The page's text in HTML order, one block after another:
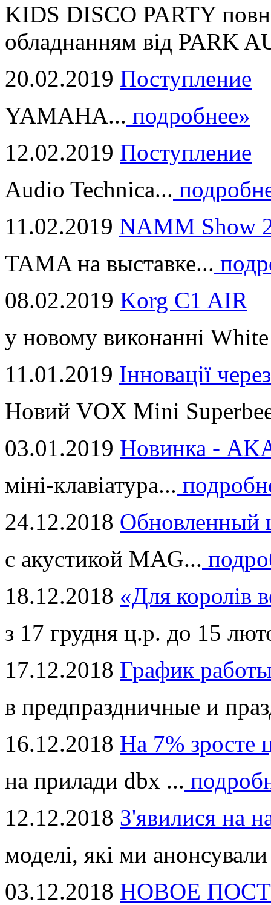
KIDS DISCO PARTY
обладнанням від PARK
20.02.2019 Поступление
YAMAHA... подробнее»
12.02.2019 Поступление
Audio Technica...
11.02.2019 NAMM Show
TAMA на выставке...
08.02.2019 Korg C1 AIR
у новому виконанні
11.01.2019 Інновації
Новий VOX Mini
03.01.2019 Новинка -
міні-клавіатура...
24.12.2018 Обновленный
с акустикой MAG...
18.12.2018 «Для королів
з 17 грудня ц.р. до 15
17.12.2018 График
в предпраздничные и
16.12.2018 На 7% зросте
на прилади dbx ...
12.12.2018 З'явилися на
моделі, які ми
03.12.2018 НОВОЕ